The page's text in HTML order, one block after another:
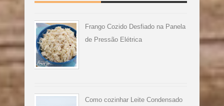
Frango Cozido Desfiado na Panela
de Pressão Elétrica
Como cozinhar Leite Condensado